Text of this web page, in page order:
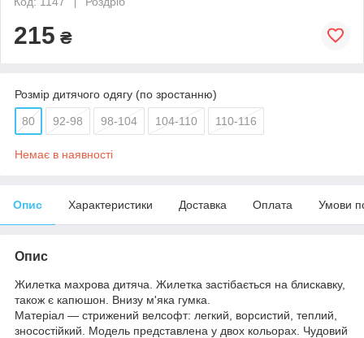
215 ₴
Розмір дитячого одягу (по зростанню)
80 92-98 98-104 104-110 110-116
Немає в наявності
Опис Характеристики Доставка Оплата Умови
Опис
Жилетка махрова дитяча. Жилетка застібається на блискавку,
також є капюшон. Внизу м'яка гумка.
Матеріал — стрижений велсофт: легкий, ворсистий, теплий,
зносостійкий. Модель представлена у двох кольорах. Чудовий